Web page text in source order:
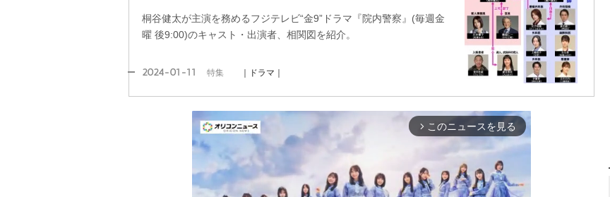
桐谷健太が主演を務めるフジテレビ“金9”ドラマ『院内警察』(毎週金
曜 後9:00)のキャスト・出演者、相関図を紹介。
2024-01-11 特集 ｜ドラマ｜
arrow_forward_ios このニュースを見る